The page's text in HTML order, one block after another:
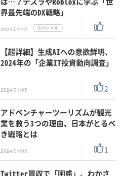
界最先端のDX戦略」
2024/01/12
【超詳細】生成AIへの意欲鮮明、
2024年の「企業IT投資動向調査」
2024/01/05 2
アドベンチャーツーリズムが観光
業を救う3つの理由、日本がとるべ
き戦略とは
2024/01/05 1
Twitter買収で「困惑」、わかさ